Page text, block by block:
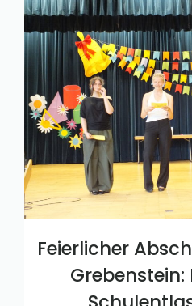
Feierlicher